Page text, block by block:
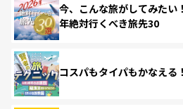
今、こんな旅がしてみたい
年絶対行くべき旅先30
コスパもタイパもかなえる